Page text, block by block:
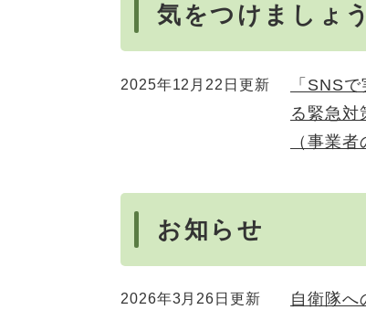
気をつけましょう
2025年12月22日更新
「SNS
る緊急対
（事業
お知らせ
2026年3月26日更新 自衛隊へ